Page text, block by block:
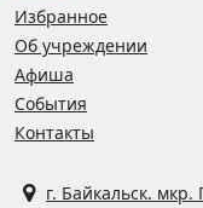
г. Байкальск. мкр.
Избранное
Об учреждении
Афиша
События
Контакты